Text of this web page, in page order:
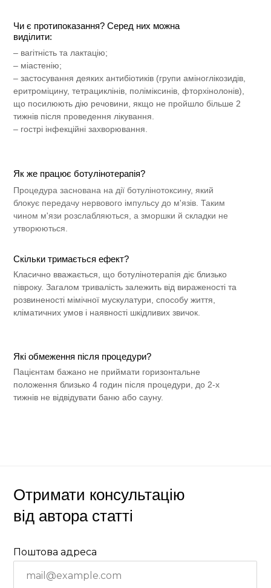
Процедура заснована на дії ботулінотоксину, який
блокує передачу нервового імпульсу до м'язів. Таким
чином м'язи розслабляються, а зморшки й складки не
утворюються.
Класично вважається, що ботулінотерапія діє близько
півроку. Загалом тривалість залежить від вираженості та
розвиненості мімічної мускулатури, способу життя,
кліматичних умов і наявності шкідливих звичок.
Чи є протипоказання? Серед них можна
виділити:
– вагітність та лактацію;
– міастенію;
– застосування деяких антибіотиків (групи аміноглікозидів,
еритроміцину, тетрациклінів, поліміксинів, фторхінолонів),
що посилюють дію речовини, якщо не пройшло більше 2
тижнів після проведення лікування.
– гострі інфекційні захворювання.
Які обмеження після процедури?
Пацієнтам бажано не приймати горизонтальне
положення близько 4 годин після процедури, до 2-х
тижнів не відвідувати баню або сауну.
Скільки тримається ефект?
Як же працює ботулінотерапія?
Інші статті
Отримати консультацію
від автора статті
Поштова адреса